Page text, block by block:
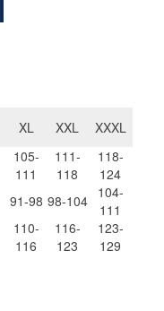
XL XXL XXXL
105-
111
111-
118
118-
124
91-98 98-104
104-
111
110-
116
116-
123
123-
129